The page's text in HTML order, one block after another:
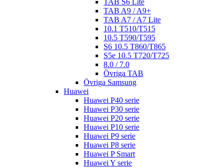
TAB S6 Lite
TAB A9 / A9+
TAB A7 / A7 Lite
10.1 T510/T515
10.5 T590/T595
S6 10.5 T860/T865
S5e 10.5 T720/T725
8.0 / 7.0
Övriga TAB
Övriga Samsung
Huawei
Huawei P40 serie
Huawei P30 serie
Huawei P20 serie
Huawei P10 serie
Huawei P9 serie
Huawei P8 serie
Huawei P Smart
Huawei Y serie